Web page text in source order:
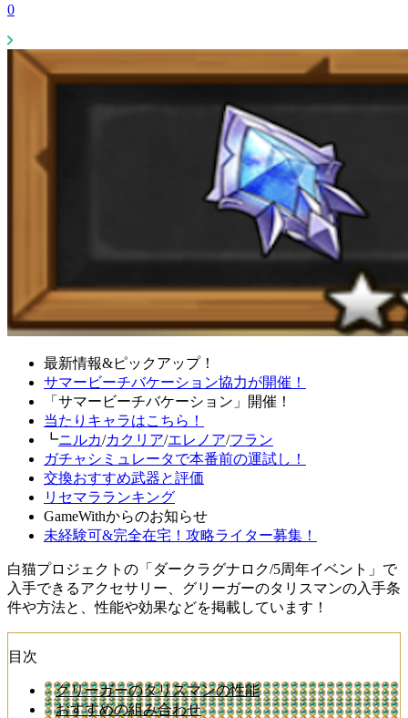
0
最新情報&ピックアップ！
サマービーチバケーション協力が開催！
「サマービーチバケーション」開催！
当たりキャラはこちら！
┗ニルカ/カクリア/エレノア/フラン
ガチャシミュレータで本番前の運試し！
交換おすすめ武器と評価
リセマラランキング
GameWithからのお知らせ
未経験可&完全在宅！攻略ライター募集！
白猫プロジェクトの「ダークラグナロク/5周年イベント」で
入手できるアクセサリー、グリーガーのタリスマンの入手条
件や方法と、性能や効果などを掲載しています！
目次
グリーガーのタリスマンの性能
おすすめの組み合わせ